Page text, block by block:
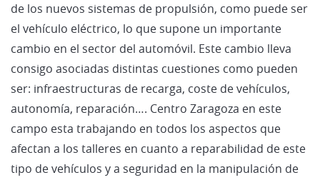
de los nuevos sistemas de propulsión, como puede ser
el vehículo eléctrico, lo que supone un importante
cambio en el sector del automóvil. Este cambio lleva
consigo asociadas distintas cuestiones como pueden
ser: infraestructuras de recarga, coste de vehículos,
autonomía, reparación…. Centro Zaragoza en este
campo esta trabajando en todos los aspectos que
afectan a los talleres en cuanto a reparabilidad de este
tipo de vehículos y a seguridad en la manipulación de